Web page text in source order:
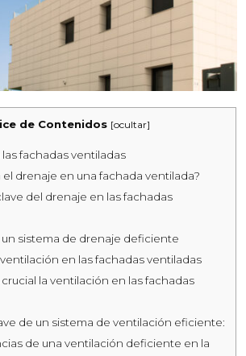
de Contenidos [ocultar]
fachadas ventiladas
drenaje en una fachada ventilada?
del drenaje en las fachadas
sistema de drenaje deficiente
en las fachadas ventiladas
la ventilación en las fachadas
de un sistema de ventilación eficiente:
de una ventilación deficiente en la